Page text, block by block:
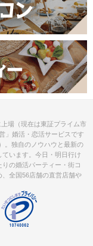
場（現在は東証プライム市
」婚活・恋活サービスです
。独自のノウハウと最新の
ています。今日・明日行け
の婚活パーティー・街コ
全国56店舗の直営店舗や